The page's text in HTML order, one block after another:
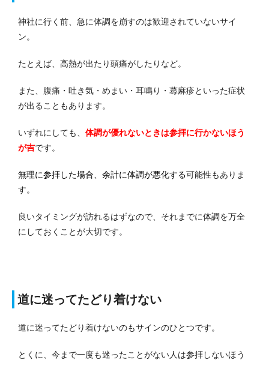
神社に行く前、急に体調を崩すのは歓迎されていないサイ
ン。
たとえば、高熱が出たり頭痛がしたりなど。
また、腹痛・吐き気・めまい・耳鳴り・蕁麻疹といった症状
が出ることもあります。
いずれにしても、 体調が優れないときは参拝に行かないほう
が吉です。
無理に参拝した場合、余計に体調が悪化する可能性もありま
す。
良いタイミングが訪れるはずなので、それまでに体調を万全
にしておくことが大切です。
道に迷ってたどり着けない
道に迷ってたどり着けないのもサインのひとつです。
とくに、今まで一度も迷ったことがない人は参拝しないほう